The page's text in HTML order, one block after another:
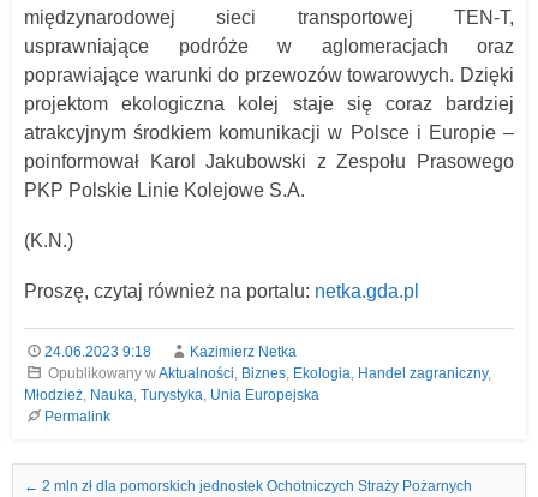
międzynarodowej sieci transportowej TEN-T,
usprawniające podróże w aglomeracjach oraz
poprawiające warunki do przewozów towarowych. Dzięki
projektom ekologiczna kolej staje się coraz bardziej
atrakcyjnym środkiem komunikacji w Polsce i Europie –
poinformował Karol Jakubowski z Zespołu Prasowego
PKP Polskie Linie Kolejowe S.A.
(K.N.)
Proszę, czytaj również na portalu: netka.gda.pl
24.06.2023 9:18
Kazimierz Netka
Opublikowany wAktualności, Biznes, Ekologia, Handel zagraniczny,
Młodzież, Nauka, Turystyka, Unia Europejska
Permalink
Nawigacja we wpisach
← 2 mln zł dla pomorskich jednostek Ochotniczych Straży Pożarnych